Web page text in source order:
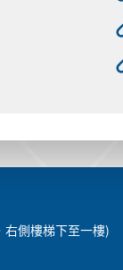
右側樓梯下至一樓)